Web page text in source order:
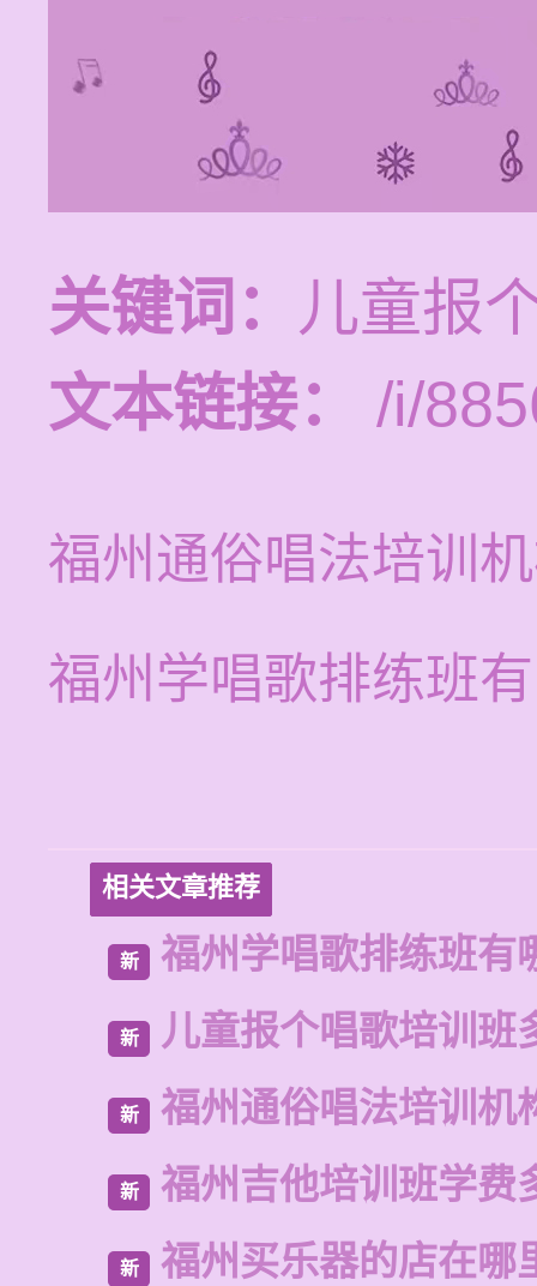
关键词： 儿童报
文本链接：
/i/
福州通俗唱法培训
福州学唱歌排练班
相关文章推荐
新 福州学唱歌排练班有
新 儿童报个唱歌培训班
新 福州通俗唱法培训机
新 福州吉他培训班学费
新 福州买乐器的店在哪